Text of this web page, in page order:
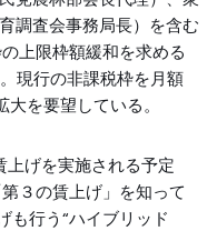
調査会事務局長）を含む
上限枠額緩和を求める
現行の非課税枠を月額
を要望している。
げを実施される予定
３の賃上げ」を知って
も行う“ハイブリッド